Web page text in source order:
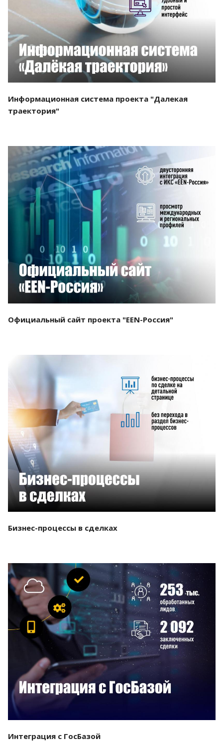
Смотреть проект
Информационная система проекта "Далекая
траектория"
Смотреть проект
Официальный сайт проекта "EEN-Россия"
Бизнес-процессы в сделках
Смотреть проект
Интеграция с ГосБазой